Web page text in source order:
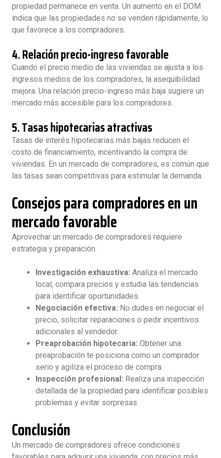
propiedad permanece en venta. Un aumento en el DOM
indica que las propiedades no se venden rápidamente, lo
que favorece a los compradores.
4.Relación precio-ingreso favorable
Cuando el precio medio de las viviendas se ajusta a los
ingresos medios de los compradores, la asequibilidad
mejora. Una relación precio-ingreso más baja sugiere un
mercado más accesible para los compradores.
5.Tasas hipotecarias atractivas
Tasas de interés hipotecarias más bajas reducen el
costo de financiamiento, incentivando la compra de
viviendas. En un mercado de compradores, es común que
las tasas sean competitivas para estimular la demanda.
Consejos para compradores en un
mercado favorable
Aprovechar un mercado de compradores requiere
estrategia y preparación:
Investigación exhaustiva: Analiza el mercado
local, compara precios y estudia las tendencias
para identificar oportunidades.
Negociación efectiva: No dudes en negociar el
precio, solicitar reparaciones o pedir incentivos
adicionales al vendedor.
Preaprobación hipotecaria: Obtener una
preaprobación te posiciona como un comprador
serio y agiliza el proceso de compra.
Inspección profesional: Realiza una inspección
detallada de la propiedad para identificar posibles
problemas y evitar sorpresas.
Conclusión
Un mercado de compradores ofrece condiciones